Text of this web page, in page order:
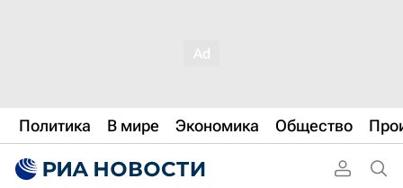
Политика В мире Экономика Общество